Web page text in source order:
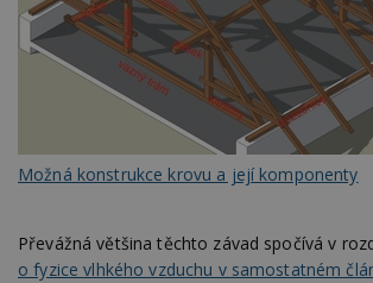
Možná konstrukce krovu a její komponenty
Převážná většina těchto závad spočívá v
o fyzice vlhkého vzduchu v samostatném